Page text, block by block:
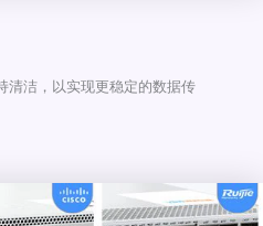
清洁，以实现更稳定的数据传